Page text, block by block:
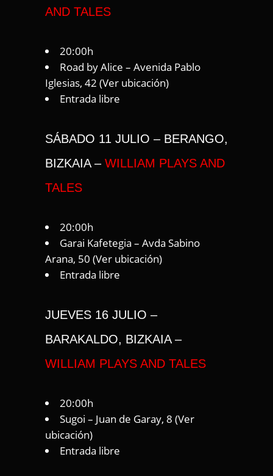
AND TALES
20:00h
Road by Alice – Avenida Pablo
Iglesias, 42 (Ver ubicación)
Entrada libre
SÁBADO 11 JULIO – BERANGO,
BIZKAIA – WILLIAM PLAYS AND
TALES
20:00h
Garai Kafetegia – Avda Sabino
Arana, 50 (Ver ubicación)
Entrada libre
JUEVES 16 JULIO –
BARAKALDO, BIZKAIA –
WILLIAM PLAYS AND TALES
20:00h
Sugoi – Juan de Garay, 8 (Ver
ubicación)
Entrada libre